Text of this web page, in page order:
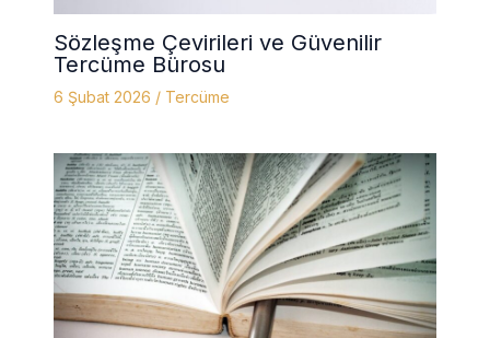
Sözleşme Çevirileri ve Güvenilir
Tercüme Bürosu
6 Şubat 2026 / Tercüme